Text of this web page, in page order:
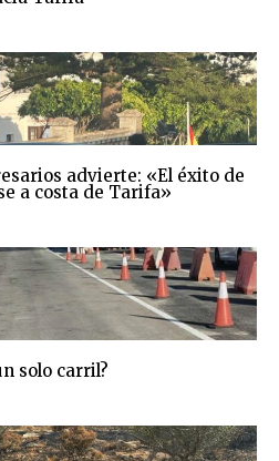
advierte: «El éxito de
a costa de Tarifa»
solo carril?